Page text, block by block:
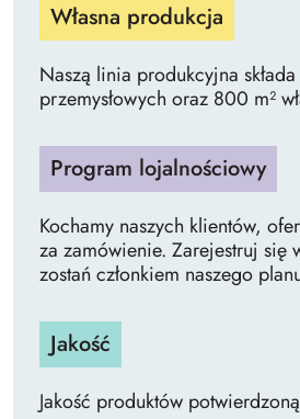
Własna produkcja
Naszą linia produkcyjna
przemysłowych oraz 800 m²
Program lojalnościowy
Kochamy naszych klientów,
za zamówienie. Zarejestruj się
zostań członkiem naszego
Jakość
Jakość produktów